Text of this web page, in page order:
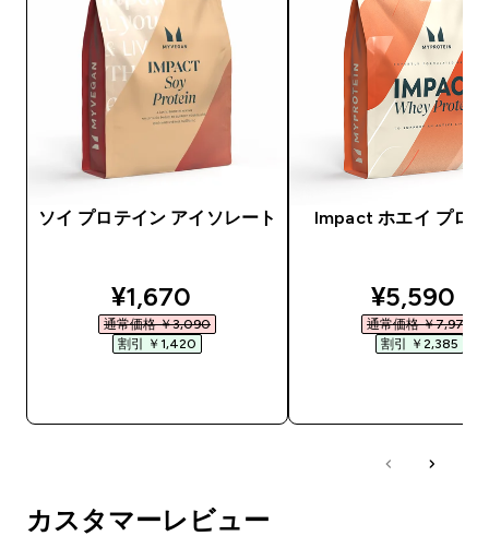
ソイ プロテイン アイソレート
discounted price
¥1,670‎
通常価格 ￥3,090‎
割引 ￥1,420‎
Impact ホエイ プロ
¥5,590‎
通常価格 ￥7,975‎
割引 ￥2,385‎
カスタマーレビュー